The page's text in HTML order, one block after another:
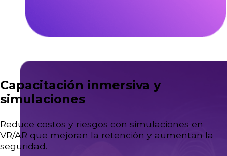
Capacitación inmersiva y
simulaciones
Reduce costos y riesgos con simulaciones en
VR/AR que mejoran la retención y aumentan la
seguridad.